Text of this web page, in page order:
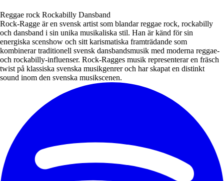
Reggae rock Rockabilly Dansband
Rock-Ragge är en svensk artist som blandar reggae rock, rockabilly
och dansband i sin unika musikaliska stil. Han är känd för sin
energiska scenshow och sitt karismatiska framträdande som
kombinerar traditionell svensk dansbandsmusik med moderna reggae-
och rockabilly-influenser. Rock-Ragges musik representerar en fräsch
twist på klassiska svenska musikgenrer och har skapat en distinkt
sound inom den svenska musikscenen.